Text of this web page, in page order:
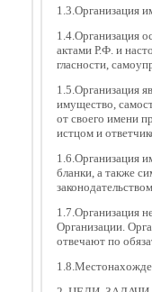
1.3.Организация
1.4.Организация
актами Р.Ф. и
гласности,
1.5.Организация
имущество,
от своего имени
истцом и
1.6.Организация
бланки, а также
1.7.Организация
Организации.
отвечают по